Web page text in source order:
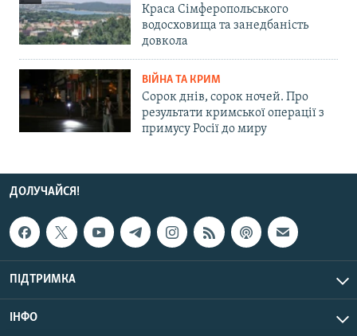
Краса Сімферопольського
водосховища та занедбаність
довкола
ВІЙНА ТА КРИМ
Сорок днів, сорок ночей. Про
результати кримської операції з
примусу Росії до миру
ДОЛУЧАЙСЯ!
ПІДТРИМКА
ІНФО